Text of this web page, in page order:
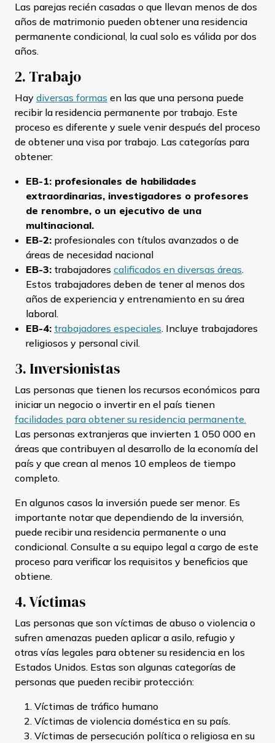
Las parejas recién casadas o que llevan menos de dos
años de matrimonio pueden obtener una residencia
permanente condicional, la cual solo es válida por dos
años.
2. Trabajo
Hay diversas formas en las que una persona puede
recibir la residencia permanente por trabajo. Este
proceso es diferente y suele venir después del proceso
de obtener una visa por trabajo. Las categorías para
obtener:
EB-1: profesionales de habilidades
extraordinarias, investigadores o profesores
de renombre, o un ejecutivo de una
multinacional.
EB-2: profesionales con títulos avanzados o de
áreas de necesidad nacional
EB-3: trabajadores calificados en diversas áreas.
Estos trabajadores deben de tener al menos dos
años de experiencia y entrenamiento en su área
laboral.
EB-4: trabajadores especiales. Incluye trabajadores
religiosos y personal civil.
3. Inversionistas
Las personas que tienen los recursos económicos para
iniciar un negocio o invertir en el país tienen
facilidades para obtener su residencia permanente.
Las personas extranjeras que invierten 1 050 000 en
áreas que contribuyen al desarrollo de la economía del
país y que crean al menos 10 empleos de tiempo
completo.
En algunos casos la inversión puede ser menor. Es
importante notar que dependiendo de la inversión,
puede recibir una residencia permanente o una
condicional. Consulte a su equipo legal a cargo de este
proceso para verificar los requisitos y beneficios que
obtiene.
4. Víctimas
Las personas que son víctimas de abuso o violencia o
sufren amenazas pueden aplicar a asilo, refugio y
otras vías legales para obtener su residencia en los
Estados Unidos. Estas son algunas categorías de
personas que pueden recibir protección:
Víctimas de tráfico humano
Víctimas de violencia doméstica en su país.
Víctimas de persecución política o religiosa en su